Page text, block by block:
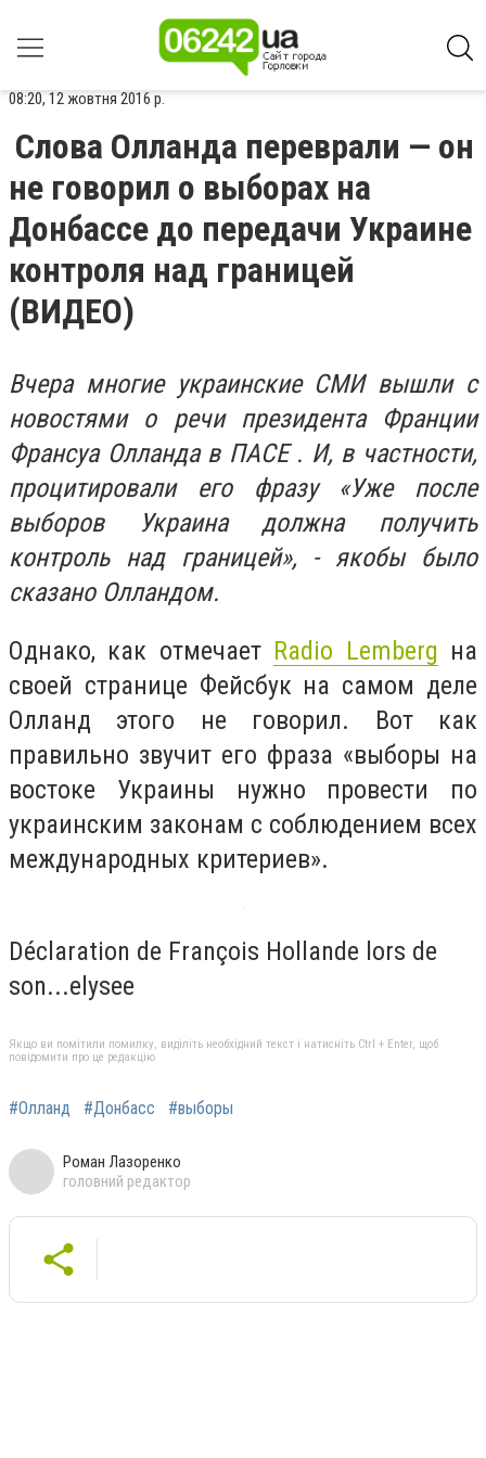
08:20, 12 жовтня 2016 р.
Слова Олланда переврали — он
не говорил о выборах на
Донбассе до передачи Украине
контроля над границей
(ВИДЕО)
Вчера многие украинские СМИ вышли с
новостями о речи президента Франции
Франсуа Олланда в ПАСЕ . И, в частности,
процитировали его фразу «Уже после
выборов Украина должна получить
контроль над границей», - якобы было
сказано Олландом.
Однако, как отмечает Radio Lemberg на
своей странице Фейсбук на самом деле
Олланд этого не говорил. Вот как
правильно звучит его фраза «выборы на
востоке Украины нужно провести по
украинским законам с соблюдением всех
международных критериев».
Déclaration de François Hollande lors de
son...elysee
Якщо ви помітили помилку, виділіть необхідний текст і натисніть Ctrl + Enter, щоб
повідомити про це редакцію
#Олланд #Донбасс #выборы
Роман Лазоренко
головний редактор